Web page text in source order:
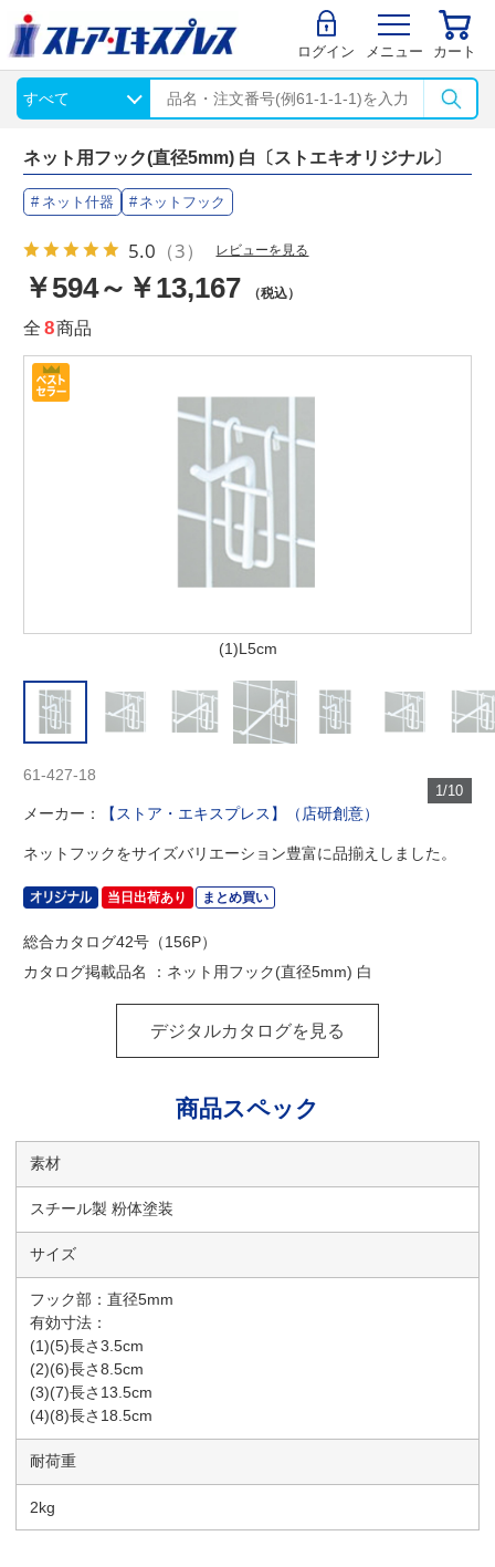
ログイン メニュー カート
ネット用フック(直径5mm) 白〔ストエキオリジナル〕
ネット什器 ネットフック
5.0 （3） レビューを見る
￥594～￥13,167 （税込）
全 8商品
(1)L5cm
1/10
61-427-18
メーカー： 【ストア・エキスプレス】（店研創意）
ネットフックをサイズバリエーション豊富に品揃えしました。
当日出荷あり まとめ買い
総合カタログ42号（156P）
カタログ掲載品名 ：ネット用フック(直径5mm) 白
デジタルカタログを見る
商品スペック
素材
スチール製 粉体塗装
サイズ
フック部：直径5mm
有効寸法：
(1)(5)長さ3.5cm
(2)(6)長さ8.5cm
(3)(7)長さ13.5cm
(4)(8)長さ18.5cm
耐荷重
2kg